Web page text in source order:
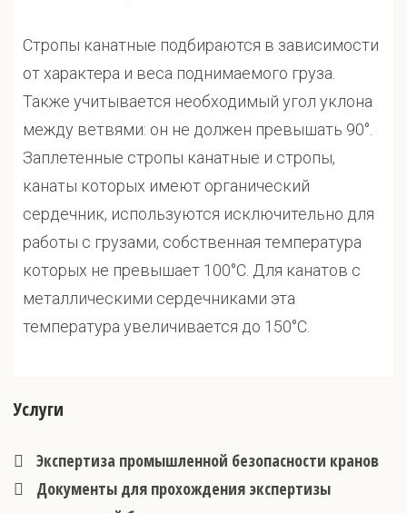
Стропы канатные подбираются в зависимости
от характера и веса поднимаемого груза.
Также учитывается необходимый угол уклона
между ветвями: он не должен превышать 90°.
Заплетенные стропы канатные и стропы,
канаты которых имеют органический
сердечник, используются исключительно для
работы с грузами, собственная температура
которых не превышает 100°С. Для канатов с
металлическими сердечниками эта
температура увеличивается до 150°С.
Услуги
Экспертиза промышленной безопасности кранов
Документы для прохождения экспертизы